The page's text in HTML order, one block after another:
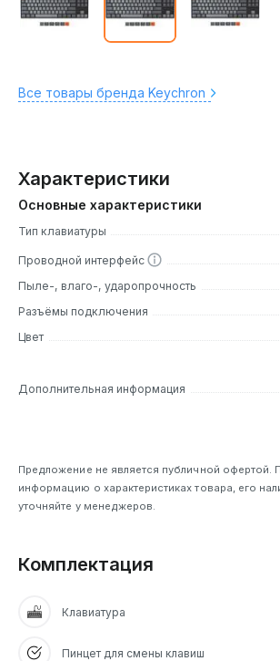
Все товары бренда Keychron
Характеристики
Основные характеристики
Тип клавиатуры
Проводной интерфейс
Пыле-, влаго-, ударопрочность
Разъёмы подключения
Цвет
Дополнительная информация
Предложение не является публичной офертой.
информацию о характеристиках товара, его
уточняйте у менеджеров.
Комплектация
Клавиатура
Пинцет для смены клавиш